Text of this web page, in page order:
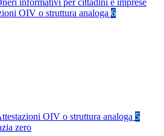
informativi per cittadini e imprese
OIV o struttura analoga 6
OIV o struttura analoga 5
zero